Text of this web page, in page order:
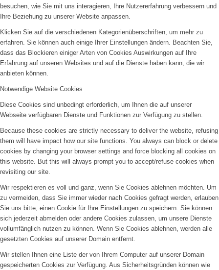
besuchen, wie Sie mit uns interagieren, Ihre Nutzererfahrung verbessern und
Ihre Beziehung zu unserer Website anpassen.
Klicken Sie auf die verschiedenen Kategorienüberschriften, um mehr zu
erfahren. Sie können auch einige Ihrer Einstellungen ändern. Beachten Sie,
dass das Blockieren einiger Arten von Cookies Auswirkungen auf Ihre
Erfahrung auf unseren Websites und auf die Dienste haben kann, die wir
anbieten können.
Notwendige Website Cookies
Diese Cookies sind unbedingt erforderlich, um Ihnen die auf unserer
Webseite verfügbaren Dienste und Funktionen zur Verfügung zu stellen.
Because these cookies are strictly necessary to deliver the website, refusing
them will have impact how our site functions. You always can block or delete
cookies by changing your browser settings and force blocking all cookies on
this website. But this will always prompt you to accept/refuse cookies when
revisiting our site.
Wir respektieren es voll und ganz, wenn Sie Cookies ablehnen möchten. Um
zu vermeiden, dass Sie immer wieder nach Cookies gefragt werden, erlauben
Sie uns bitte, einen Cookie für Ihre Einstellungen zu speichern. Sie können
sich jederzeit abmelden oder andere Cookies zulassen, um unsere Dienste
vollumfänglich nutzen zu können. Wenn Sie Cookies ablehnen, werden alle
gesetzten Cookies auf unserer Domain entfernt.
Wir stellen Ihnen eine Liste der von Ihrem Computer auf unserer Domain
gespeicherten Cookies zur Verfügung. Aus Sicherheitsgründen können wie